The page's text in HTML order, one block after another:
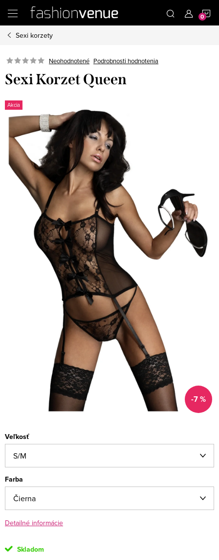
obsah
Sexi korzety
Neohodnotené Podrobnosti hodnotenia
Sexi Korzet Queen
Akcia
-7 %
Veľkosť
Farba
Detailné informácie
Skladom